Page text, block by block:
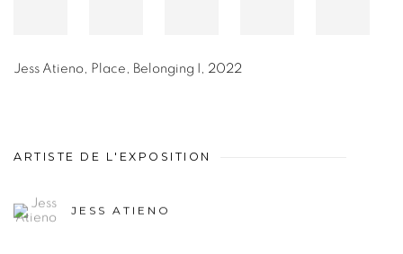
Jess Atieno Place, Belonging I 2022
ARTISTE DE L'EXPOSITION
JESS ATIENO